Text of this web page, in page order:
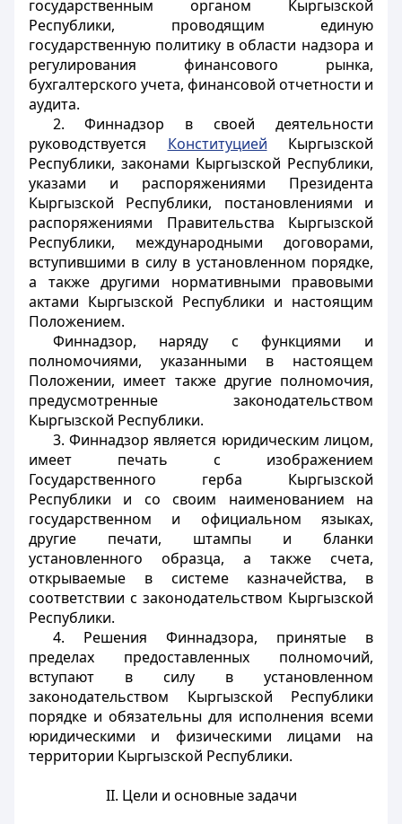
государственным органом Кыргызской
Республики, проводящим единую
государственную политику в области надзора и
регулирования финансового рынка,
бухгалтерского учета, финансовой отчетности и
аудита.
2. Финнадзор в своей деятельности
руководствуется Конституцией Кыргызской
Республики, законами Кыргызской Республики,
указами и распоряжениями Президента
Кыргызской Республики, постановлениями и
распоряжениями Правительства Кыргызской
Республики, международными договорами,
вступившими в силу в установленном порядке,
а также другими нормативными правовыми
актами Кыргызской Республики и настоящим
Положением.
Финнадзор, наряду с функциями и
полномочиями, указанными в настоящем
Положении, имеет также другие полномочия,
предусмотренные законодательством
Кыргызской Республики.
3. Финнадзор является юридическим лицом,
имеет печать с изображением
Государственного герба Кыргызской
Республики и со своим наименованием на
государственном и официальном языках,
другие печати, штампы и бланки
установленного образца, а также счета,
открываемые в системе казначейства, в
соответствии с законодательством Кыргызской
Республики.
4. Решения Финнадзора, принятые в
пределах предоставленных полномочий,
вступают в силу в установленном
законодательством Кыргызской Республики
порядке и обязательны для исполнения всеми
юридическими и физическими лицами на
территории Кыргызской Республики.
II. Цели и основные задачи